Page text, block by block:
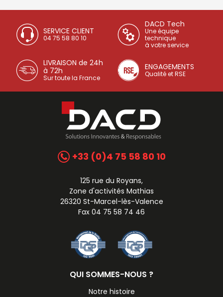
SERVICE CLIENT
04 75 58 80 10
DACD Tech
Une équipe
technique
à votre service
LIVRAISON de 24h
à 72h
Sur toute la France
ENGAGEMENTS
Qualité et RSE
+33 (0)4 75 58 80 10
125 rue du Royans,
Zone d'activités Mathias
26320 St-Marcel-lès-Valence
Fax 04 75 58 74 46
QUI SOMMES-NOUS ?
Notre histoire